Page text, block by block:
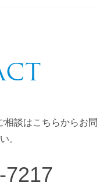
相談はこちらからお問
。